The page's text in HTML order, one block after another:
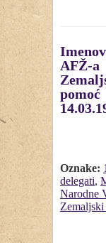
Oznake:
delegati,
Narodne